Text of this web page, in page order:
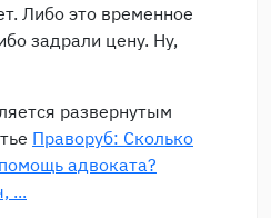
Либо это временное
задрали цену. Ну,
развернутым
Праворуб: Сколько
адвоката?
...